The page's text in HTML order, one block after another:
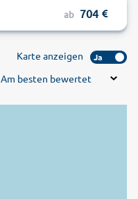
ab 704
Karte anzeigen Ja
Am besten bewertet